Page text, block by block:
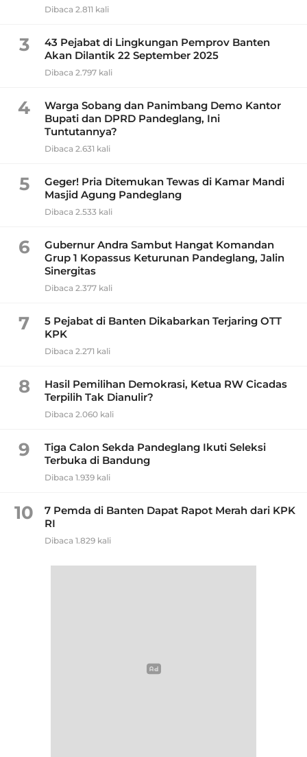
Dibaca 2.811 kali
3
43 Pejabat di Lingkungan Pemprov Banten
Akan Dilantik 22 September 2025
Dibaca 2.797 kali
4
Warga Sobang dan Panimbang Demo Kantor
Bupati dan DPRD Pandeglang, Ini
Tuntutannya?
Dibaca 2.631 kali
5
Geger! Pria Ditemukan Tewas di Kamar Mandi
Masjid Agung Pandeglang
Dibaca 2.533 kali
6
Gubernur Andra Sambut Hangat Komandan
Grup 1 Kopassus Keturunan Pandeglang, Jalin
Sinergitas
Dibaca 2.377 kali
7
5 Pejabat di Banten Dikabarkan Terjaring OTT
KPK
Dibaca 2.271 kali
8
Hasil Pemilihan Demokrasi, Ketua RW Cicadas
Terpilih Tak Dianulir?
Dibaca 2.060 kali
9
Tiga Calon Sekda Pandeglang Ikuti Seleksi
Terbuka di Bandung
Dibaca 1.939 kali
10
7 Pemda di Banten Dapat Rapot Merah dari KPK
RI
Dibaca 1.829 kali